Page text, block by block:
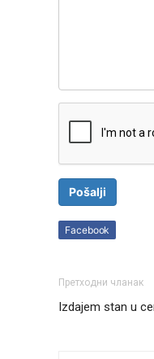
Pošalji
Facebook
Претходни чланак
Izdajem stan u